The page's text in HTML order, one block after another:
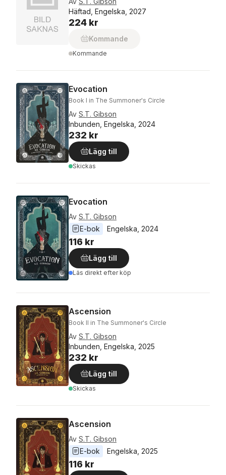
Häftad, Engelska, 2027
224 kr
Kommande
Kommande
Evocation
Book I in The Summoner's Circle
Av S.T. Gibson
Inbunden, Engelska, 2024
232 kr
Lägg till
Skickas
Evocation
Av S.T. Gibson
E-bok
Engelska 2024
116 kr
Lägg till
Läs direkt efter köp
Ascension
Book II in The Summoner's Circle
Av S.T. Gibson
Inbunden, Engelska, 2025
232 kr
Lägg till
Skickas
Ascension
Av S.T. Gibson
E-bok
Engelska 2025
116 kr